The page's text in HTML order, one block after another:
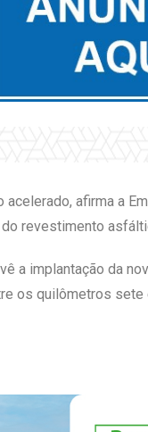
afirma a
revestimento
a implantação da
os quilômetros